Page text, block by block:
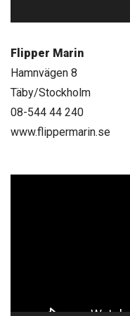
Flipper Marin
Hamnvägen 8
Täby/Stockholm
08-544 44 240
www.flippermarin.se